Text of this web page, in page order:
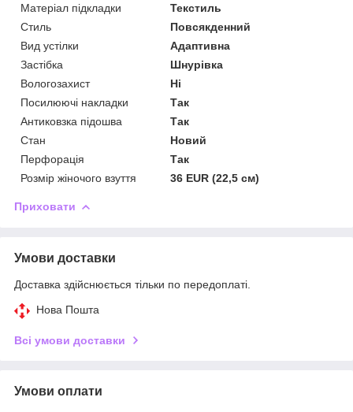
Матеріал підкладки
Текстиль
Стиль
Повсякденний
Вид устілки
Адаптивна
Застібка
Шнурівка
Вологозахист
Ні
Посилюючі накладки
Так
Антиковзка підошва
Так
Стан
Новий
Перфорація
Так
Розмір жіночого взуття
36 EUR (22,5 см)
Приховати
Умови доставки
Доставка здійснюється тільки по передоплаті.
Нова Пошта
Всі умови доставки
Умови оплати